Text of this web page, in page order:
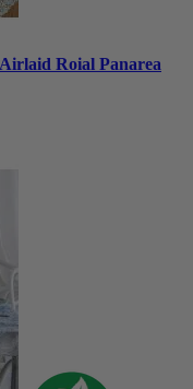
Roial Panarea